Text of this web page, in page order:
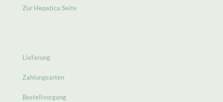
Zur Hepatica Seite
Lieferung
Zahlungsarten
Bestellvorgang